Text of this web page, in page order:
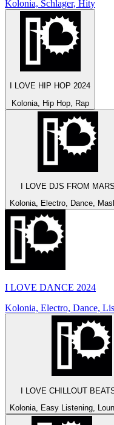
Kolonia, Schlager, Hity
I LOVE HIP HOP 2024
Kolonia, Hip Hop, Rap
I LOVE DJS FROM MARS
Kolonia, Electro, Dance,
I LOVE DANCE 2024
Kolonia, Electro, Dance,
I LOVE CHILLOUT
Kolonia, Easy Listening,